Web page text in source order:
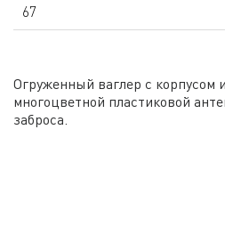
67
Огруженный ваглер с корпусом
многоцветной пластиковой
заброса.